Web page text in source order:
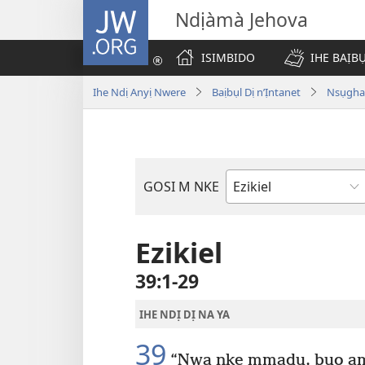
JW.ORG Ndịàmà Jehova
ISIMBIDO
IHE
Ihe Ndị Anyị Nwere Baịbụl Dị n’Ịntanet
GOSI M NKE
Akwụkwọ
Ezikiel
39:1-29
IHE NDỊ DỊ NA YA
39 “Nwa nke mmadụ, buo